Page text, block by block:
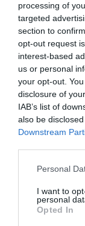
processing of
targeted
section to
opt-out request
interest-based
us or personal
your opt-out.
disclosure of
IAB’s list of
also be
Downstream
Personal
I want to
personal
Opted In
Ez is